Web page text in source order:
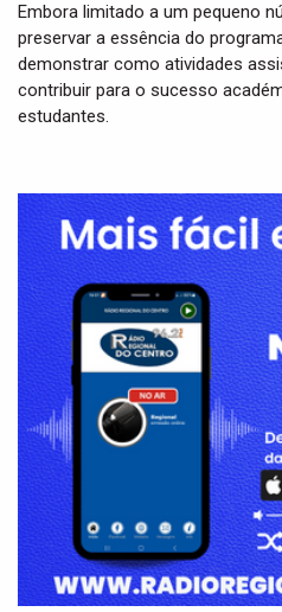
Embora limitado a um pequeno
preservar a essência do
demonstrar como atividades
contribuir para o sucesso
estudantes.